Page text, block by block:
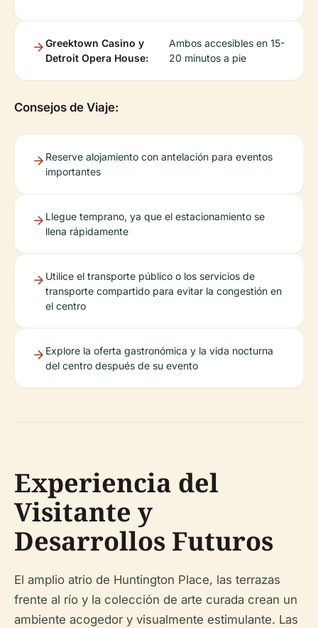
Greektown Casino y
Detroit Opera House:
Ambos accesibles en 15-
20 minutos a pie
Consejos de Viaje:
Reserve alojamiento con antelación para eventos
importantes
Llegue temprano, ya que el estacionamiento se
llena rápidamente
Utilice el transporte público o los servicios de
transporte compartido para evitar la congestión en
el centro
Explore la oferta gastronómica y la vida nocturna
del centro después de su evento
Experiencia del
Visitante y
Desarrollos Futuros
El amplio atrio de Huntington Place, las terrazas
frente al río y la colección de arte curada crean un
ambiente acogedor y visualmente estimulante. Las